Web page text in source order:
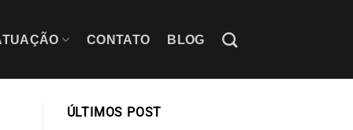
CONTATO BLOG
ÚLTIMOS POST